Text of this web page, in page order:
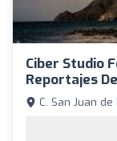
Ciber Studio
Reportajes
C. San Juan